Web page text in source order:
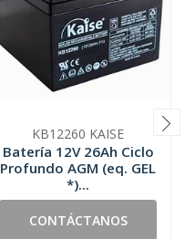
KB12260 KAISE
Batería 12V 26Ah Ciclo
Profundo AGM (eq. GEL
*)...
CONTÁCTANOS